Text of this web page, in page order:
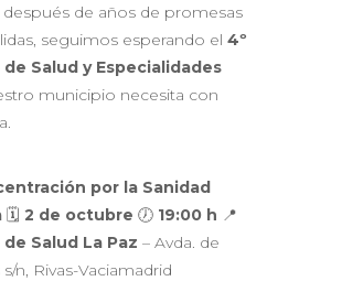
de años de promesas
seguimos esperando el 4º
Salud y Especialidades
municipio necesita con
por la Sanidad
🗓 2 de octubre 🕖 19:00 h 📍
Salud La Paz – Avda. de
n, Rivas-Vaciamadrid